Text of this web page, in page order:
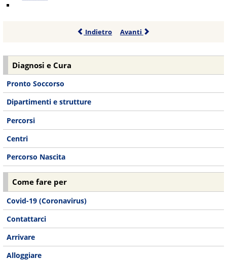
Indietro Avanti
Diagnosi e Cura
Pronto Soccorso
Dipartimenti e strutture
Percorsi
Centri
Percorso Nascita
Come fare per
Covid-19 (Coronavirus)
Contattarci
Arrivare
Alloggiare